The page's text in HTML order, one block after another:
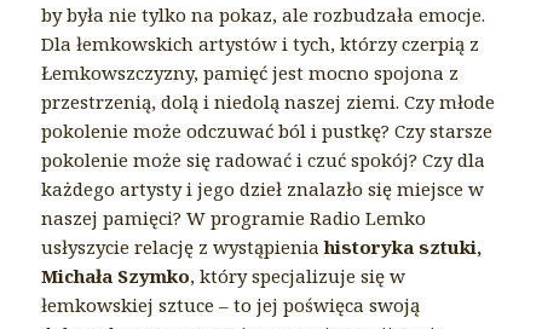
by była nie tylko na pokaz, ale rozbudzała emocje.
Dla łemkowskich artystów i tych, którzy czerpią z
Łemkowszczyzny, pamięć jest mocno spojona z
przestrzenią, dolą i niedolą naszej ziemi. Czy młode
pokolenie może odczuwać ból i pustkę? Czy starsze
pokolenie może się radować i czuć spokój? Czy dla
każdego artysty i jego dzieł znalazło się miejsce w
naszej pamięci? W programie Radio Lemko
usłyszycie relację z wystąpieniahistoryka sztuki,
Michała Szymko, który specjalizuje się w
łemkowskiej sztuce – to jej poświęca swoją